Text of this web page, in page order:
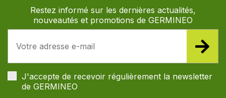
Restez informé sur les dernières actualités,
nouveautés et promotions de GERMINEO
J'accepte de recevoir régulièrement la newsletter
de GERMINEO